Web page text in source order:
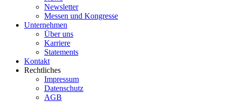
Newsletter
Messen und Kongresse
Unternehmen
Über uns
Karriere
Statements
Kontakt
Rechtliches
Impressum
Datenschutz
AGB